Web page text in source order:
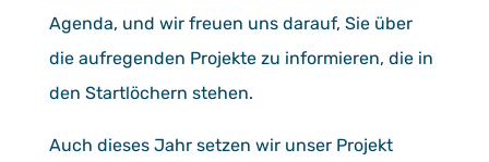
Agenda, und wir freuen uns darauf, Sie über
die aufregenden Projekte zu informieren, die in
den Startlöchern stehen.
Auch dieses Jahr setzen wir unser Projekt